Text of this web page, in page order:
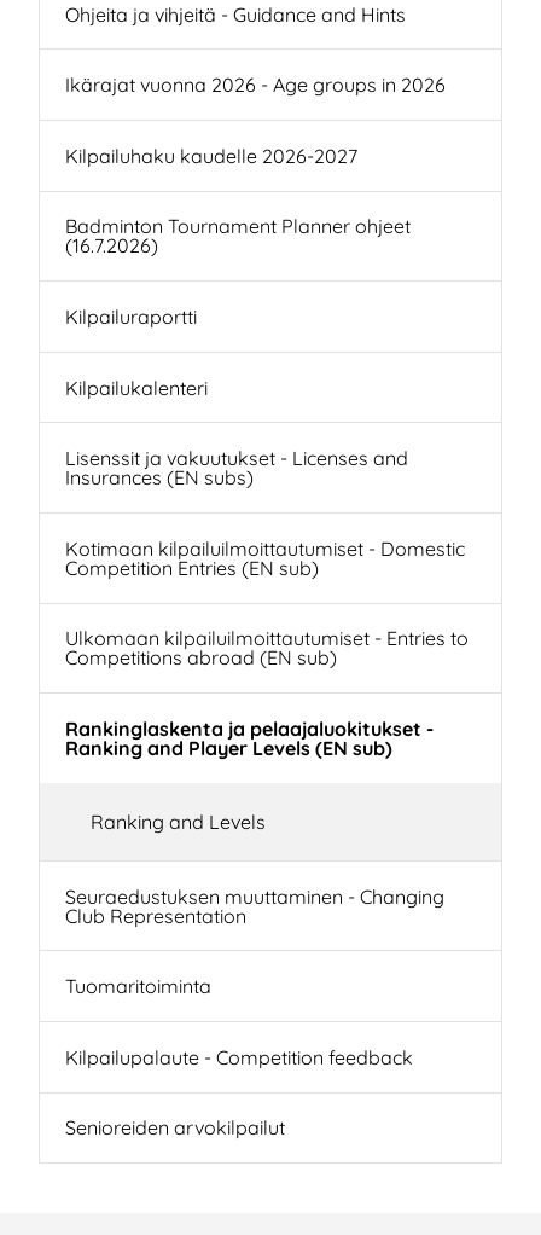
Ohjeita ja vihjeitä - Guidance and Hints
Ikärajat vuonna 2026 - Age groups in 2026
Kilpailuhaku kaudelle 2026-2027
Badminton Tournament Planner ohjeet
(16.7.2026)
Kilpailuraportti
Kilpailukalenteri
Lisenssit ja vakuutukset - Licenses and
Insurances (EN subs)
Kotimaan kilpailuilmoittautumiset - Domestic
Competition Entries (EN sub)
Ulkomaan kilpailuilmoittautumiset - Entries to
Competitions abroad (EN sub)
Rankinglaskenta ja pelaajaluokitukset -
Ranking and Player Levels (EN sub)
Ranking and Levels
Seuraedustuksen muuttaminen - Changing
Club Representation
Tuomaritoiminta
Kilpailupalaute - Competition feedback
Senioreiden arvokilpailut